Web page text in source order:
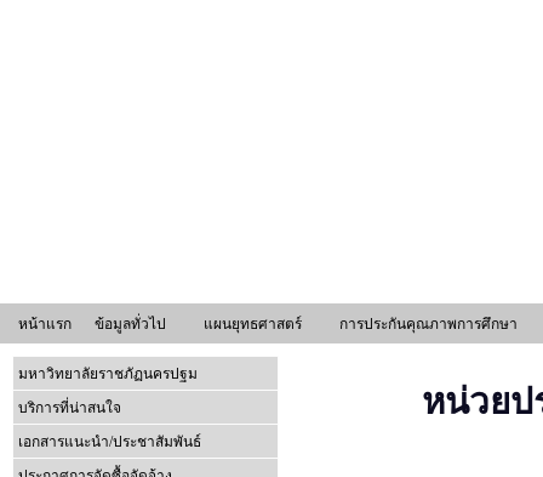
หน้าแรก ข้อมูลทั่วไป แผนยุทธศาสตร์ การประกันคุณภาพการศึกษา
มหาวิทยาลัยราชภัฏนครปฐม
บริการที่น่าสนใจ
เอกสารแนะนำ/ประชาสัมพันธ์
หน่วยป